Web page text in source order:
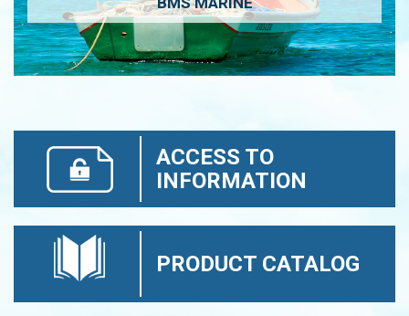
ACCESS TO
INFORMATION
PRODUCT CATALOG